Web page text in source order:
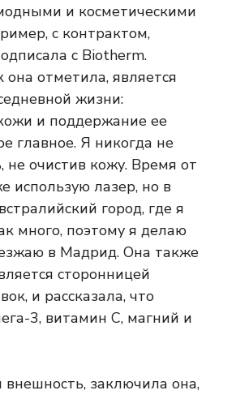
и косметическими
с контрактом,
с Biotherm.
она отметила, является
жизни:
и поддержание ее
главное. Я никогда не
не очистив кожу. Время от
использую лазер, но в
город, где я
много, поэтому я делаю
в Мадрид. Она также
сторонницей
и рассказала, что
3, витамин С, магний и
заключила она,